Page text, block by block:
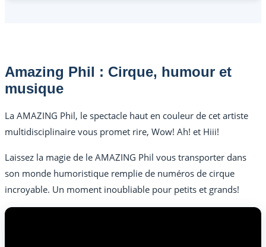
Amazing Phil : Cirque, humour et
musique
La AMAZING Phil, le spectacle haut en couleur de cet artiste
multidisciplinaire vous promet rire, Wow! Ah! et Hiii!
Laissez la magie de le AMAZING Phil vous transporter dans
son monde humoristique remplie de numéros de cirque
incroyable. Un moment inoubliable pour petits et grands!